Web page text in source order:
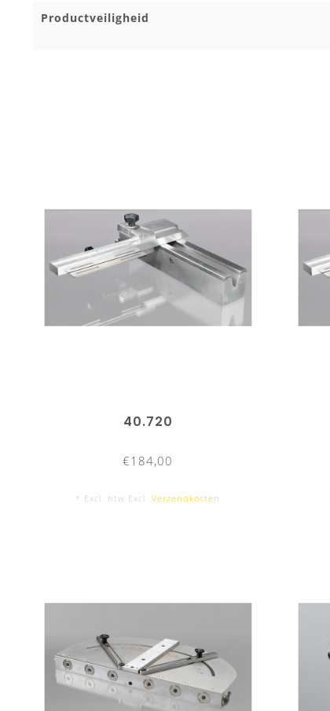
Productveiligheid
40.720
€184,00
* Excl. btw Excl.Verzendkosten